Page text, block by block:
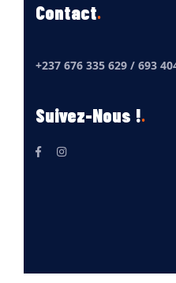
Contact
+237 676 335 629 / 693
Suivez-Nous !